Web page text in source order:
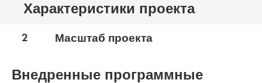
Характеристики проекта
2 Масштаб проекта
Внедренные программные